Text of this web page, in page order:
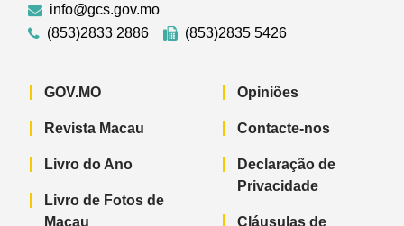
info@gcs.gov.mo
(853)2833 2886
(853)2835 5426
GOV.MO
Revista Macau
Livro do Ano
Livro de Fotos de
Macau
Opiniões
Contacte-nos
Declaração de
Privacidade
Cláusulas de